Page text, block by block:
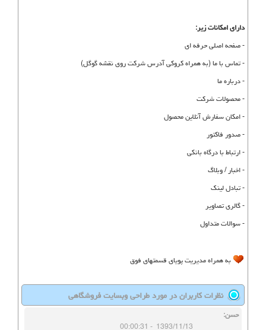
دارای امکانات زیر:
- صفحه اصلی حرفه ای
- تماس با ما (به همراه کروکی آدرس شرکت روی نقشه گوگل)
- درباره ما
- محصولات شرکت
- امکان سفارش آنلاین محصول
- صدور فاکتور
- ارتباط با درگاه بانکی
- اخبار / وبلاگ
- تبادل لینک
- گالری تصاویر
- سوالات متداول
به همراه مدیریت پویای قسمتهای فوق
نظرات کاربران در مورد طراحی وبسایت فروشگاهی
حسن:
1393/11/13
-
00:00:31